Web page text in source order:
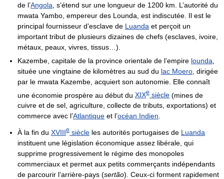
de l’Angola , s’étend sur une longueur de 1200 km. L’autorité du
mwata Yambo, empereur des Lounda, est indiscutée. Il est le
principal fournisseur d’esclave de Luanda et perçoit un
important tribut de plusieurs dizaines de chefs (esclaves, ivoire,
métaux, peaux, vivres, tissus…).
Kazembe, capitale de la province orientale de l’empire lounda
située une vingtaine de kilomètres au sud du lac Moero , dirigée
par le mwata Kazembe, acquiert son autonomie. Elle connaît
une économie prospère au début du XIXe siècle (mines de
cuivre et de sel, agriculture, collecte de tributs, exportations) et
commerce avec l’Atlantique et l’océan Indien.
À la fin du XVIIIe siècle les autorités portugaises de Luanda
instituent une législation économique assez libérale, qui
supprime progressivement le régime des monopoles
commerciaux et permet aux petits commerçants indépendants
de parcourir l’arrière-pays (sertão). Ceux-ci forment rapidement